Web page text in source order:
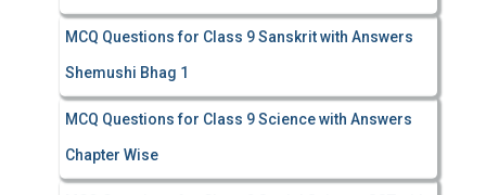
MCQ Questions for Class 9 Sanskrit with Answers
Shemushi Bhag 1
MCQ Questions for Class 9 Science with Answers
Chapter Wise